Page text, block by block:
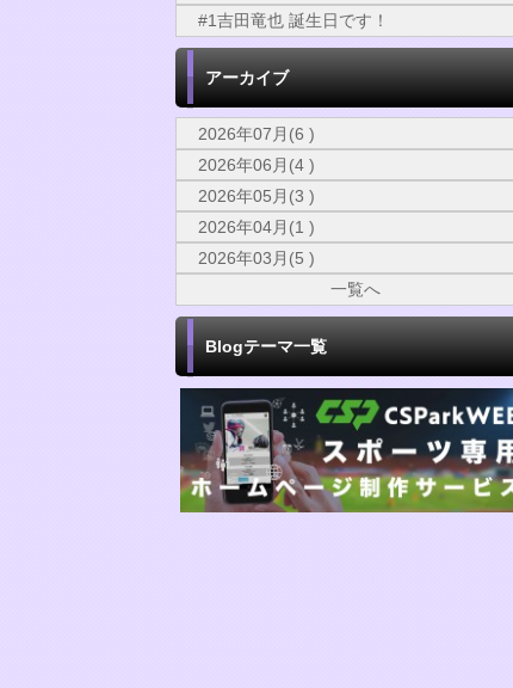
#1吉田竜也 誕生日です！
アーカイブ
2026年07月(6 )
2026年06月(4 )
2026年05月(3 )
2026年04月(1 )
2026年03月(5 )
一覧へ
Blogテーマ一覧